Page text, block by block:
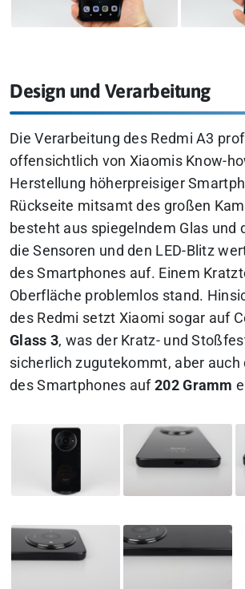
Design und Verarbeitung
Die Verarbeitung des Redmi A3
offensichtlich von Xiaomis Know-
Herstellung höherpreisiger
Rückseite mitsamt des großen
besteht aus spiegelndem Glas und
die Sensoren und den LED-Blitz
des Smartphones auf. Einem
Oberfläche problemlos stand.
des Redmi setzt Xiaomi sogar auf
Glass 3, was der Kratz- und
sicherlich zugutekommt, aber auch
des Smartphones auf202 Gramm